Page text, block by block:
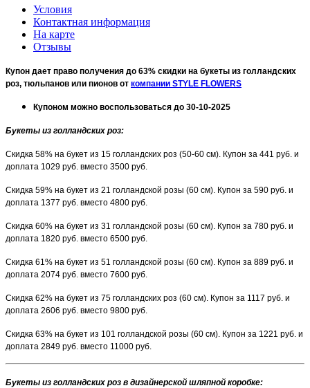
Условия
Контактная информация
На карте
Отзывы
Купон дает право получения до 63% скидки на букеты из голландских
роз, тюльпанов или пионов от компании STYLE FLOWERS
Купоном можно воспользоваться до 30-10-2025
Букеты из голландских роз:
Скидка 58% на букет из 15 голландских роз (50-60 см). Купон за 441 руб. и
доплата 1029 руб. вместо 3500 руб.
Скидка 59% на букет из 21 голландской розы (60 см). Купон за 590 руб. и
доплата 1377 руб. вместо 4800 руб.
Скидка 60% на букет из 31 голландской розы (60 см). Купон за 780 руб. и
доплата 1820 руб. вместо 6500 руб.
Скидка 61% на букет из 51 голландской розы (60 см). Купон за 889 руб. и
доплата 2074 руб. вместо 7600 руб.
Скидка 62% на букет из 75 голландских роз (60 см). Купон за 1117 руб. и
доплата 2606 руб. вместо 9800 руб.
Скидка 63% на букет из 101 голландской розы (60 см). Купон за 1221 руб. и
доплата 2849 руб. вместо 11000 руб.
Букеты из голландских роз в дизайнерской шляпной коробке: